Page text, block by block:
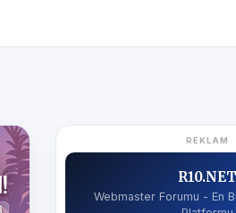
REKLAM
R10.NET
Webmaster Forumu - En